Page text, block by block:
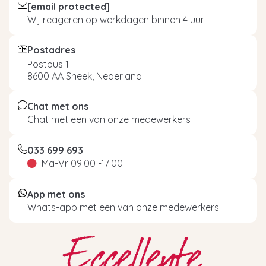
verwijderen van koffievet en koffieresten.
Goedkoper alternatief
ontkalker
producten die perfect geschikt zijn voor
Siemens apparaten. Onze producten zijn van
Voor Siemens heeft Eccellente ook de
ontkalkingstabletten.
formaat als origineel. Erg handig dus om gelijk
de juiste dosering in je waterreservoir te doen.
tabletten ook hetzelfde.
Ook heeftEccellente reinigingstabletten
[email protected]
Wij reageren op werkdagen binnen 4 uur!
Postadres
Postbus 1
8600 AA Sneek, Nederland
Chat met ons
Chat met een van onze medewerkers
033 699 693
Ma-Vr 09:00 -17:00
App met ons
Whats-app met een van onze medewerkers.